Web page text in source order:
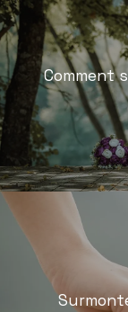
Comment